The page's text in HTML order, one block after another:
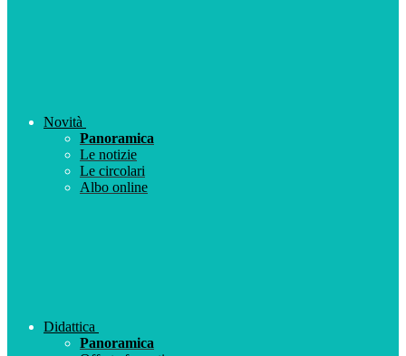
Novità
Panoramica
Le notizie
Le circolari
Albo online
Didattica
Panoramica